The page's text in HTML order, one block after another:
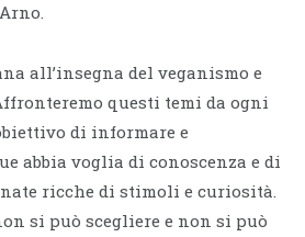
all’insegna del veganismo e
questi temi da ogni
di informare e
abbia voglia di conoscenza e di
ricche di stimoli e curiosità.
si può scegliere e non si può